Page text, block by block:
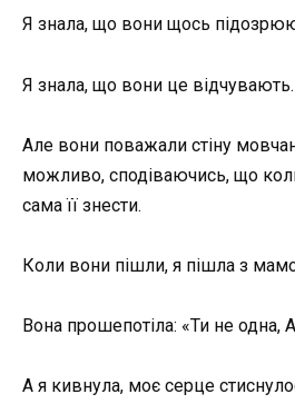
Я знала, що вони щось
Я знала, що вони це відчувають.
Але вони поважали стіну
можливо, сподіваючись, що
сама її знести.
Коли вони пішли, я пішла з
Вона прошепотіла: «Ти не одна,
А я кивнула, моє серце